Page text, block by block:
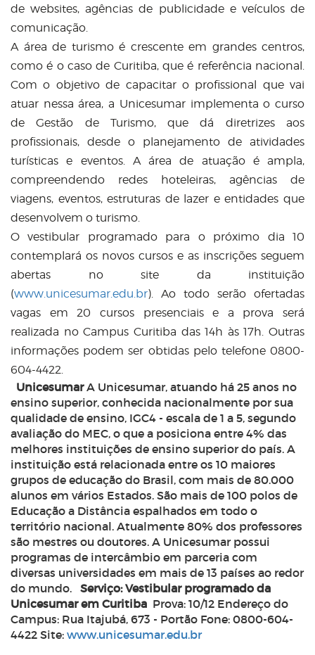
de websites, agências de publicidade e veículos de
comunicação.
A área de turismo é crescente em grandes centros,
como é o caso de Curitiba, que é referência nacional.
Com o objetivo de capacitar o profissional que vai
atuar nessa área, a Unicesumar implementa o curso
de Gestão de Turismo, que dá diretrizes aos
profissionais, desde o planejamento de atividades
turísticas e eventos. A área de atuação é ampla,
compreendendo redes hoteleiras, agências de
viagens, eventos, estruturas de lazer e entidades que
desenvolvem o turismo.
O vestibular programado para o próximo dia 10
contemplará os novos cursos e as inscrições seguem
abertas no site da instituição
(www.unicesumar.edu.br). Ao todo serão ofertadas
vagas em 20 cursos presenciais e a prova será
realizada no Campus Curitiba das 14h às 17h. Outras
informações podem ser obtidas pelo telefone 0800-
604-4422.
UnicesumarA Unicesumar, atuando há 25 anos no
ensino superior, conhecida nacionalmente por sua
qualidade de ensino, IGC4 - escala de 1 a 5, segundo
avaliação do MEC, o que a posiciona entre 4% das
melhores instituições de ensino superior do país. A
instituição está relacionada entre os 10 maiores
grupos de educação do Brasil, com mais de 80.000
alunos em vários Estados. São mais de 100 polos de
Educação a Distância espalhados em todo o
território nacional. Atualmente 80% dos professores
são mestres ou doutores. A Unicesumar possui
programas de intercâmbio em parceria com
diversas universidades em mais de 13 países ao redor
do mundo. Serviço: Vestibular programado da
Unicesumar em Curitiba Prova: 10/12 Endereço do
Campus: Rua Itajubá, 673 - Portão Fone: 0800-604-
4422 Site: www.unicesumar.edu.br